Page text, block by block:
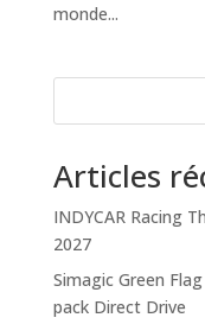
monde...
Articles
INDYCAR Racing
2027
Simagic Green
pack Direct Drive